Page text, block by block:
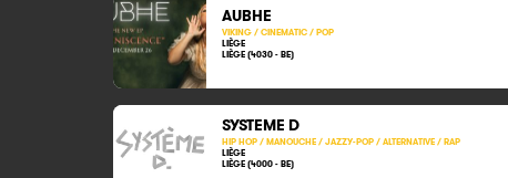
AUBHE
VIKING / CINEMATIC / POP
LIÈGE
LIÈGE (4030 - BE)
SYSTEME D
HIP HOP / MANOUCHE / JAZZY-POP / ALTERNATIVE / RAP
LIÈGE
LIÈGE (4000 - BE)